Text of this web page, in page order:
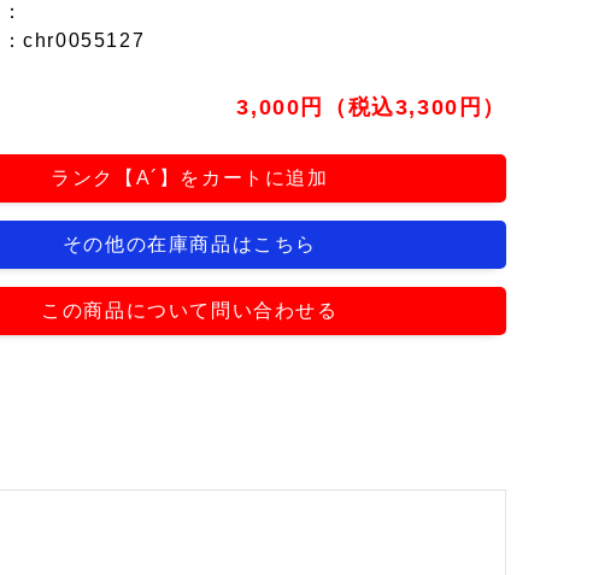
：
：chr0055127
3,000円（税込3,300円）
ランク【A´】をカートに追加
その他の在庫商品はこちら
この商品について問い合わせる